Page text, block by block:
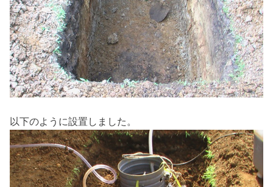
以下のように設置しました。